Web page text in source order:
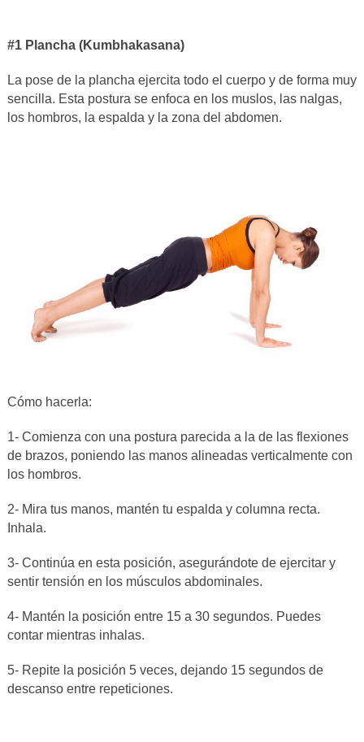
#1 Plancha (Kumbhakasana)
La pose de la plancha ejercita todo el cuerpo y de forma muy
sencilla. Esta postura se enfoca en los muslos, las nalgas,
los hombros, la espalda y la zona del abdomen.
Cómo hacerla:
1- Comienza con una postura parecida a la de las flexiones
de brazos, poniendo las manos alineadas verticalmente con
los hombros.
2- Mira tus manos, mantén tu espalda y columna recta.
Inhala.
3- Continúa en esta posición, asegurándote de ejercitar y
sentir tensión en los músculos abdominales.
4- Mantén la posición entre 15 a 30 segundos. Puedes
contar mientras inhalas.
5- Repite la posición 5 veces, dejando 15 segundos de
descanso entre repeticiones.